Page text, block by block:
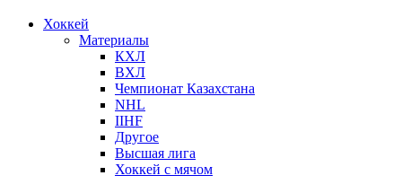
Хоккей
Материалы
КХЛ
ВХЛ
Чемпионат Казахстана
NHL
IIHF
Другое
Высшая лига
Хоккей с мячом